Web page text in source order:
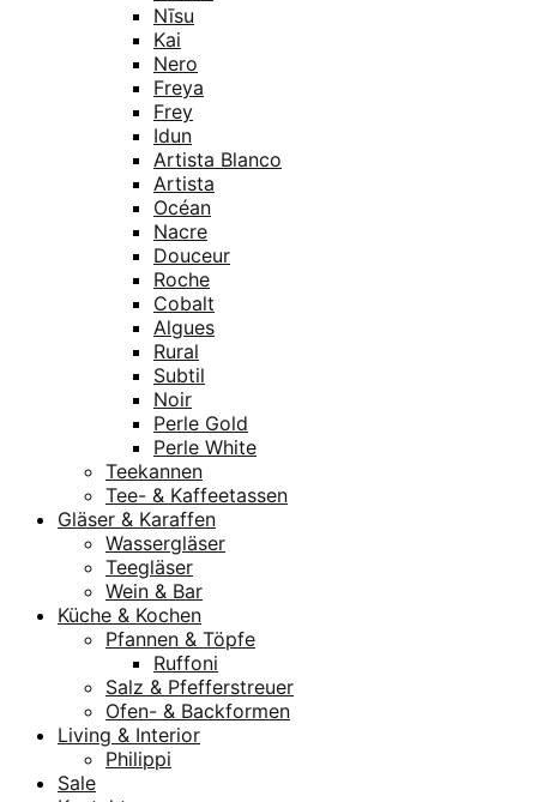
Nīsu
Kai
Nero
Freya
Frey
Idun
Artista Blanco
Artista
Océan
Nacre
Douceur
Roche
Cobalt
Algues
Rural
Subtil
Noir
Perle Gold
Perle White
Teekannen
Tee- & Kaffeetassen
Gläser & Karaffen
Wassergläser
Teegläser
Wein & Bar
Küche & Kochen
Pfannen & Töpfe
Ruffoni
Salz & Pfefferstreuer
Ofen- & Backformen
Living & Interior
Philippi
Sale